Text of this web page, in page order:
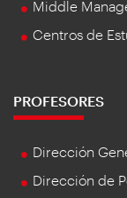
Middle
Centros de
PROFESORES
Dirección
Dirección de